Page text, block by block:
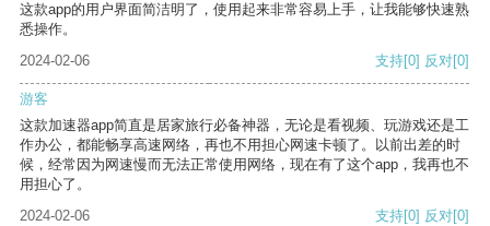
这款app的用户界面简洁明了，使用起来非常容易上手，让我能够快速熟
悉操作。
2024-02-06
支持[0] 反对[0]
游客
这款加速器app简直是居家旅行必备神器，无论是看视频、玩游戏还是工
作办公，都能畅享高速网络，再也不用担心网速卡顿了。以前出差的时
候，经常因为网速慢而无法正常使用网络，现在有了这个app，我再也不
用担心了。
2024-02-06
支持[0] 反对[0]